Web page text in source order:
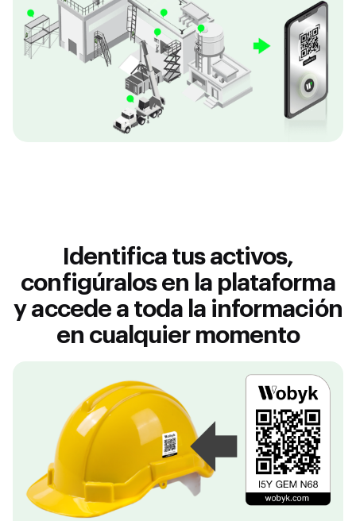
Identifica tus activos,
configúralos en la plataforma
y accede a toda la información
en cualquier momento